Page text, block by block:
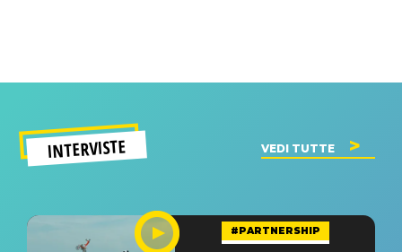
INTERVISTE VEDI TUTTE
#PARTNERSHIP